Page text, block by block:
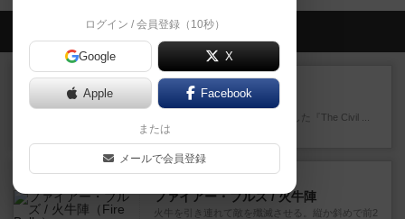
会員の新しい投稿
レビュー
南北戦争
1983年にVictory Gamesが出版した『The Civil ...
約3時間前
ファイアー・ブルズ / 火牛陣
火牛を引き連れて敵を殲滅させる。縦か斜めで前2
ログイン / 会員登録（10秒）
Google X
Apple Facebook
または
メールで会員登録